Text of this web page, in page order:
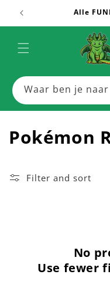
Skip to
content
Alle
Waar ben je
C
l
Pokémon
Filter and sort
No
Use fewer